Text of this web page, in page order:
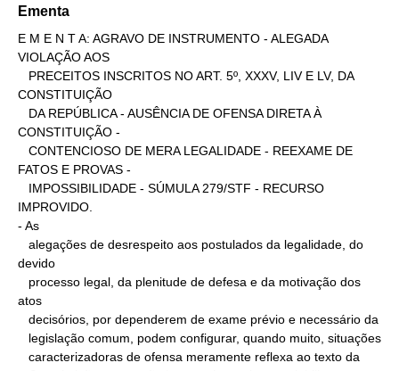
Ementa
E M E N T A: AGRAVO DE INSTRUMENTO - ALEGADA
VIOLAÇÃO AOS
CONSTITUIÇÃO
CONSTITUIÇÃO -
FATOS E PROVAS -
IMPROVIDO.
- As
devido
atos